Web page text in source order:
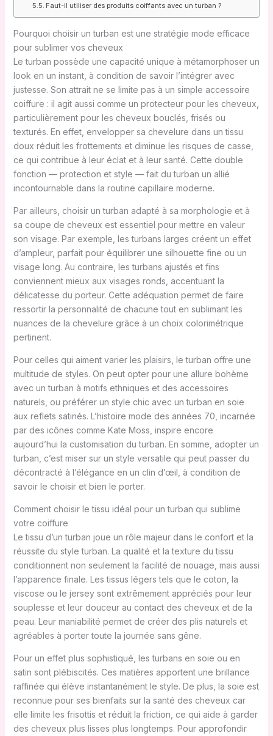
Faut-il utiliser des produits coiffants avec un turban ?
Pourquoi choisir un turban est une stratégie mode efficace
pour sublimer vos cheveux
Le turban possède une capacité unique à métamorphoser un
look en un instant, à condition de savoir l’intégrer avec
justesse. Son attrait ne se limite pas à un simple accessoire
coiffure : il agit aussi comme un protecteur pour les cheveux,
particulièrement pour les cheveux bouclés, frisés ou
texturés. En effet, envelopper sa chevelure dans un tissu
doux réduit les frottements et diminue les risques de casse,
ce qui contribue à leur éclat et à leur santé. Cette double
fonction — protection et style — fait du turban un allié
incontournable dans la routine capillaire moderne.
Par ailleurs, choisir un turban adapté à sa morphologie et à
sa coupe de cheveux est essentiel pour mettre en valeur
son visage. Par exemple, les turbans larges créent un effet
d’ampleur, parfait pour équilibrer une silhouette fine ou un
visage long. Au contraire, les turbans ajustés et fins
conviennent mieux aux visages ronds, accentuant la
délicatesse du porteur. Cette adéquation permet de faire
ressortir la personnalité de chacune tout en sublimant les
nuances de la chevelure grâce à un choix colorimétrique
pertinent.
Pour celles qui aiment varier les plaisirs, le turban offre une
multitude de styles. On peut opter pour une allure bohème
avec un turban à motifs ethniques et des accessoires
naturels, ou préférer un style chic avec un turban en soie
aux reflets satinés. L’histoire mode des années 70, incarnée
par des icônes comme Kate Moss, inspire encore
aujourd’hui la customisation du turban. En somme, adopter un
turban, c’est miser sur un style versatile qui peut passer du
décontracté à l’élégance en un clin d’œil, à condition de
savoir le choisir et bien le porter.
Comment choisir le tissu idéal pour un turban qui sublime
votre coiffure
Le tissu d’un turban joue un rôle majeur dans le confort et la
réussite du style turban. La qualité et la texture du tissu
conditionnent non seulement la facilité de nouage, mais aussi
l’apparence finale. Les tissus légers tels que le coton, la
viscose ou le jersey sont extrêmement appréciés pour leur
souplesse et leur douceur au contact des cheveux et de la
peau. Leur maniabilité permet de créer des plis naturels et
agréables à porter toute la journée sans gêne.
Pour un effet plus sophistiqué, les turbans en soie ou en
satin sont plébiscités. Ces matières apportent une brillance
raffinée qui élève instantanément le style. De plus, la soie est
reconnue pour ses bienfaits sur la santé des cheveux car
elle limite les frisottis et réduit la friction, ce qui aide à garder
des cheveux plus lisses plus longtemps. Pour approfondir